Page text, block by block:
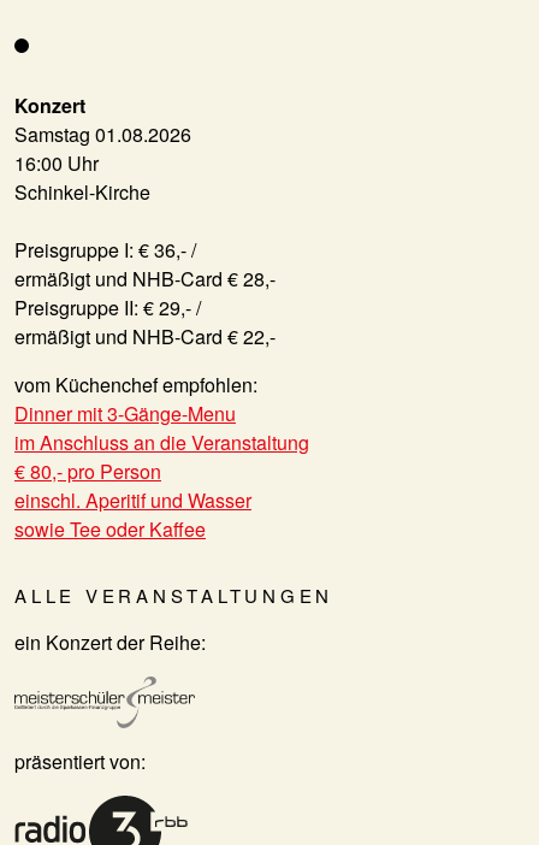
Konzert
Samstag 01.08.2026
16:00 Uhr
Schinkel-Kirche
Preisgruppe I: € 36,- /
ermäßigt und NHB-Card € 28,-
Preisgruppe II: € 29,- /
ermäßigt und NHB-Card € 22,-
vom Küchenchef empfohlen:
Dinner mit 3-Gänge-Menu
im Anschluss an die Veranstaltung
€ 80,- pro Person
einschl. Aperitif und Wasser
sowie Tee oder Kaffee
ALLE VERANSTALTUNGEN
ein Konzert der Reihe:
präsentiert von: